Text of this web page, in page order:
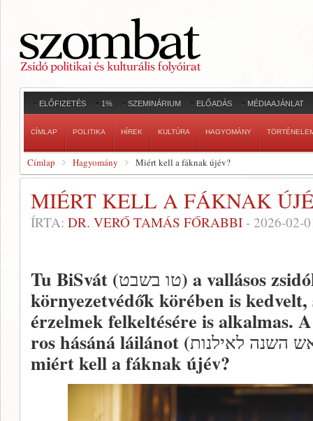
ELŐFIZETÉS 1% SZEMINÁRIUM ELŐADÁS MÉDIAAJÁNLAT
CÍMLAP POLITIKA HÍREK KULTÚRA HAGYOMÁNY
Címlap Hagyomány Miért kell a fáknak újév?
MIÉRT KELL A FÁKNAK
ÍRTA: DR. VERŐ TAMÁS FŐRABBI - 2026-02-
Tu BiSvát (טו בשבט) a vallásos
környezetvédők körében is
érzelmek felkeltésére is alkalmas.
ros hásáná láilánot (השנה לאילנות
miért kell a fáknak újév?